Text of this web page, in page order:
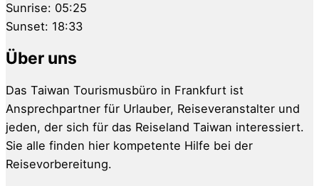
Sunrise: 05:25
Sunset: 18:33
Über uns
Das Taiwan Tourismusbüro in Frankfurt ist
Ansprechpartner für Urlauber, Reiseveranstalter und
jeden, der sich für das Reiseland Taiwan interessiert.
Sie alle finden hier kompetente Hilfe bei der
Reisevorbereitung.